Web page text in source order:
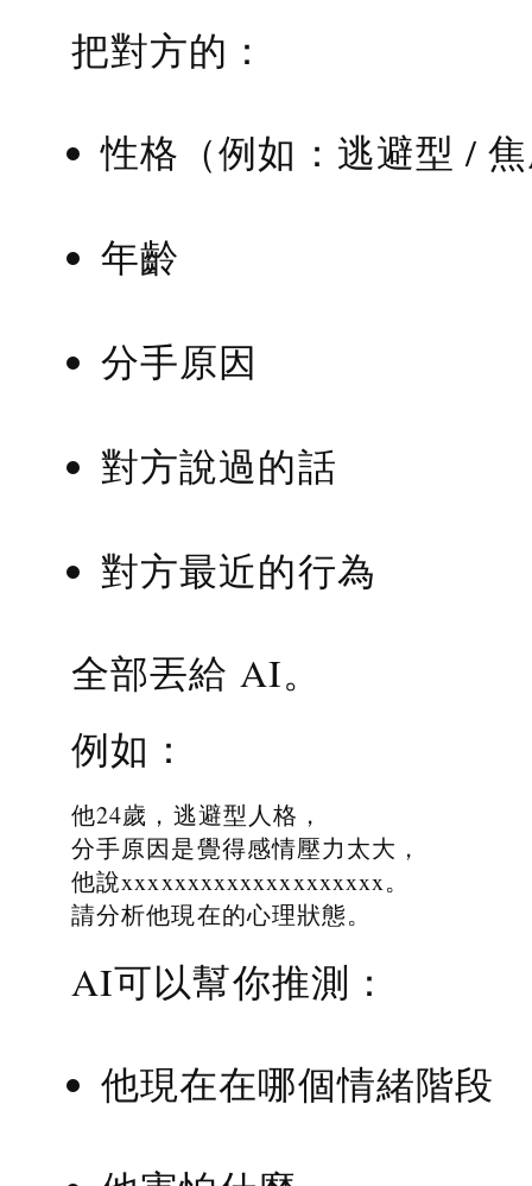
把對方的：
性格（例如：逃避型 /
年齡
分手原因
對方說過的話
對方最近的行為
全部丟給 AI。
例如：
他24歲，逃避型人格，
分手原因是覺得感情壓力太大，
他說xxxxxxxxxxxxxxxxxxxx。
請分析他現在的心理狀態。
AI可以幫你推測：
他現在在哪個情緒階段